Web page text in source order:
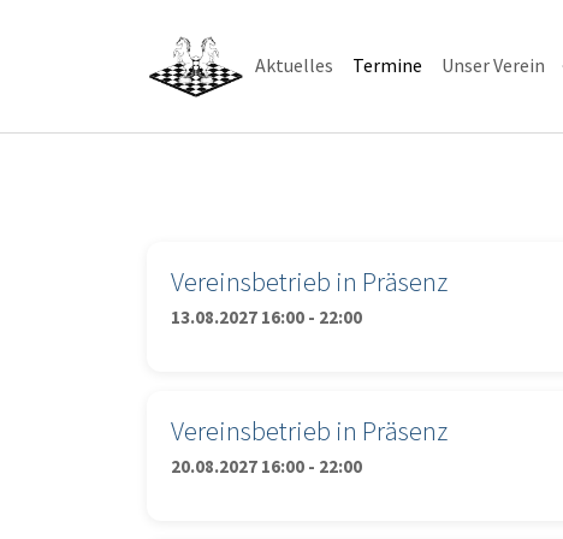
Aktuelles Termine (current)
Unser Verein
Vereinsbetrieb in Präsenz
13.08.2027 16:00 - 22:00
Vereinsbetrieb in Präsenz
20.08.2027 16:00 - 22:00